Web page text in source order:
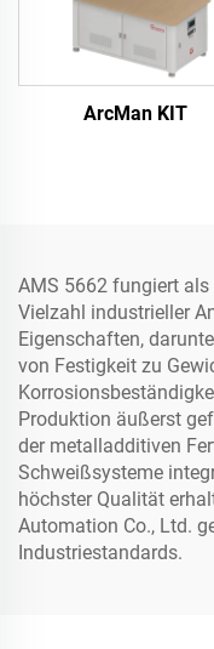
ArcMan KIT
AMS 5662 fungiert
Vielzahl industrieller
Eigenschaften,
von Festigkeit zu
Produktion äußerst
der metalladditiven
Schweißsysteme
höchster Qualität
Automation Co., Ltd.
Industriestandards.